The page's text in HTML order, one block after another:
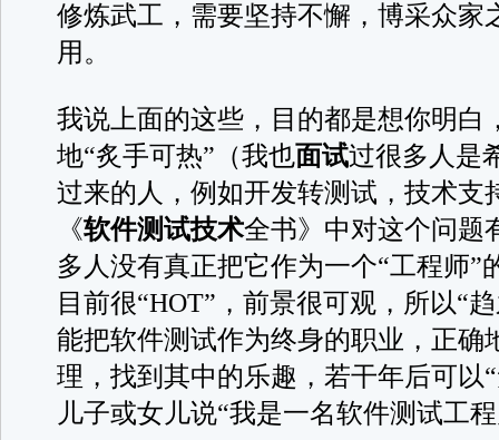
修炼武工，需要坚持不懈，博采众家
用。
我说上面的这些，目的都是想你明白
地“炙手可热”（我也面试过很多人是
过来的人，例如开发转测试，技术支
《软件测试技术全书》中对这个问题
多人没有真正把它作为一个“工程师”
目前很“HOT”，前景很可观，所以“
能把软件测试作为终身的职业，正确
理，找到其中的乐趣，若干年后可以
儿子或女儿说“我是一名软件测试工